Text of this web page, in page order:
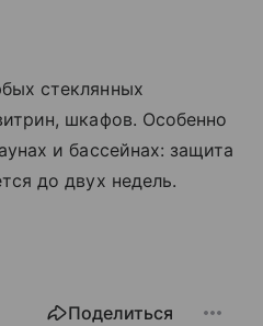
стеклянных
шкафов. Особенно
и бассейнах: защита
до двух недель.
Поделиться